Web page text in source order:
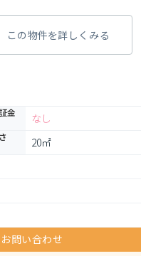
この物件を詳しくみる
金 なし
20㎡
問い合わせ